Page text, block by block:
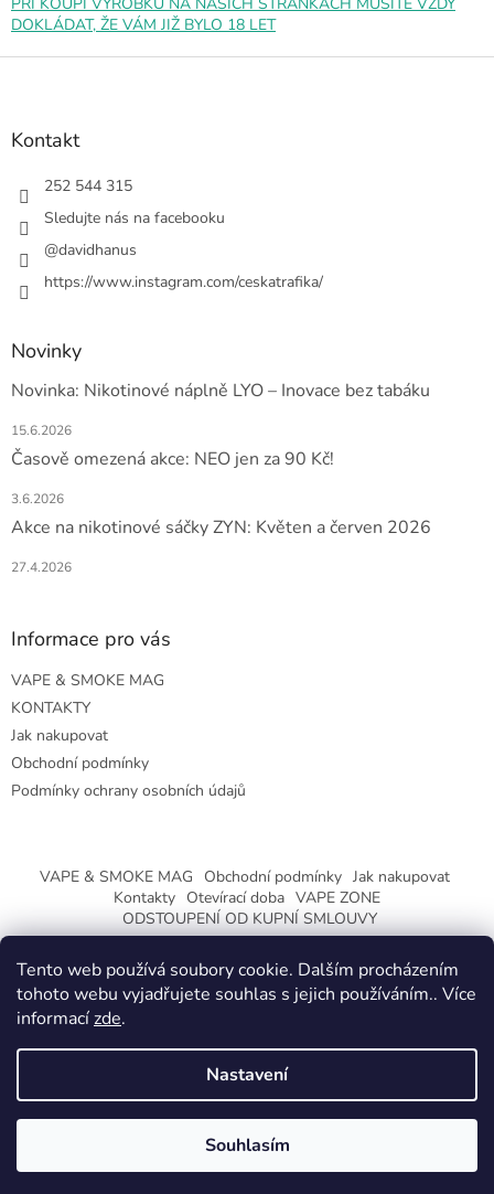
Tento web používá soubory cookie. Dalším procházením
tohoto webu vyjadřujete souhlas s jejich používáním.. Více
informacízde.
Nastavení
Souhlasím
KLIKNETE A DOZVÍTE SE VÍCE.
u
DOKLÁDAT, ŽE VÁM JIŽ BYLO 18 LET
Z
Kontakt
252 544 315
Sledujte nás na facebooku
@davidhanus
https://www.instagram.com/ceskatrafika/
Novinky
Novinka: Nikotinové náplně LYO – Inovace bez tabáku
15.6.2026
Časově omezená akce: NEO jen za 90 Kč!
3.6.2026
Akce na nikotinové sáčky ZYN: Květen a červen 2026
27.4.2026
Informace pro vás
VAPE & SMOKE MAG
KONTAKTY
Jak nakupovat
Obchodní podmínky
Podmínky ochrany osobních údajů
VAPE & SMOKE MAG Obchodní podmínky Jak nakupovat
Kontakty Otevírací doba VAPE ZONE
ODSTOUPENÍ OD KUPNÍ SMLOUVY
Copyright 2026CeskaTrafika.eu. Všechna práva vyhrazena.